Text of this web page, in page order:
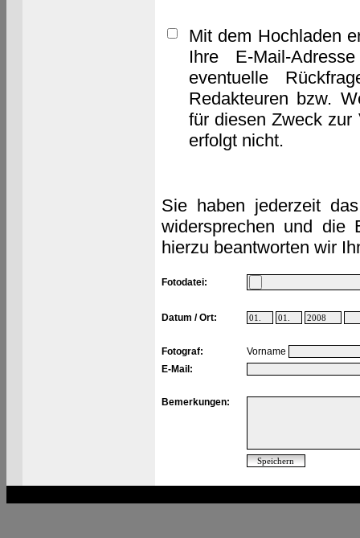
Mit dem Hochladen
Ihre E-Mail-
eventuelle
Redakteuren bzw.
für diesen Zweck zur
erfolgt nicht.
Sie haben jederzeit
widersprechen und die
hierzu beantworten wir
Fotodatei:
Datum / Ort:
Fotograf:
Vorname
E-Mail:
Bemerkungen: